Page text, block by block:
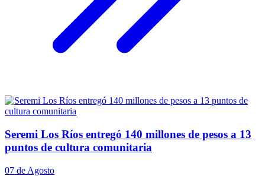
Seremi Los Ríos entregó 140 millones de pesos a 13
puntos de cultura comunitaria
07 de Agosto